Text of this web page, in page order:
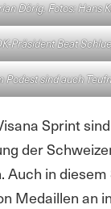
Dörig. Fotos: Hans
Präsident Beat
Podest sind auch
Sprint
der
Auch in
Medaillen an